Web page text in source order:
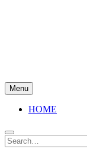
Menu
HOME
Search
for:
Search